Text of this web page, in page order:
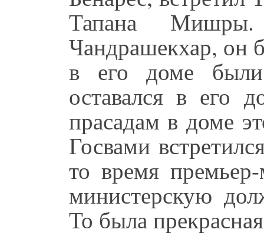
Тапана
Чандрашекхар, он
в его доме были
оставался в его
прасадам в доме
Госвами
то время
министерскую
То была